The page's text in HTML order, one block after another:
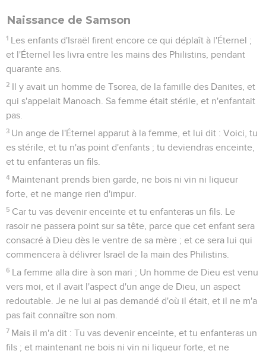
Naissance de Samson
1 Les enfants d'Israël firent encore ce qui déplaît à l'Éternel ;
et l'Éternel les livra entre les mains des Philistins, pendant
quarante ans.
2 Il y avait un homme de Tsorea, de la famille des Danites, et
qui s'appelait Manoach. Sa femme était stérile, et n'enfantait
pas.
3 Un ange de l'Éternel apparut à la femme, et lui dit : Voici, tu
es stérile, et tu n'as point d'enfants ; tu deviendras enceinte,
et tu enfanteras un fils.
4 Maintenant prends bien garde, ne bois ni vin ni liqueur
forte, et ne mange rien d'impur.
5 Car tu vas devenir enceinte et tu enfanteras un fils. Le
rasoir ne passera point sur sa tête, parce que cet enfant sera
consacré à Dieu dès le ventre de sa mère ; et ce sera lui qui
commencera à délivrer Israël de la main des Philistins.
6 La femme alla dire à son mari ; Un homme de Dieu est venu
vers moi, et il avait l'aspect d'un ange de Dieu, un aspect
redoutable. Je ne lui ai pas demandé d'où il était, et il ne m'a
pas fait connaître son nom.
7 Mais il m'a dit : Tu vas devenir enceinte, et tu enfanteras un
fils ; et maintenant ne bois ni vin ni liqueur forte, et ne